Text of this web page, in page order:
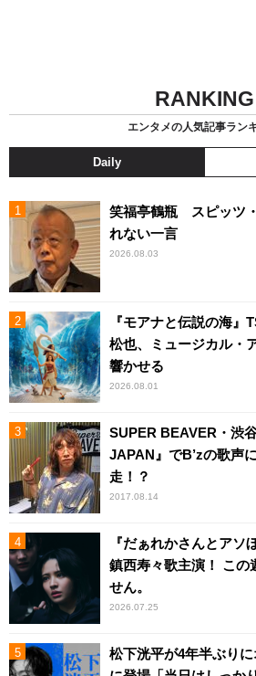
RANKING
エンタメの人気記事ラン
Daily
笑福亭鶴瓶 スピッツ
れない一言
2026.08.03
『モアナと伝説の海
松也、ミュージカル・
響かせる
2026.08.01
SUPER BEAVER・渋
JAPAN』でB’zの歌声
走！？
2017.08.14
『だぁれかさんとアソ
鎮西寿々歌主演！ この
せん。
2026.07.25
松下洸平が4年半ぶり